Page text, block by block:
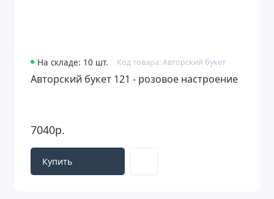
На складе: 10 шт. Код товара: Авторский букет
Авторский букет 121 - розовое настроение
7040р.
Купить